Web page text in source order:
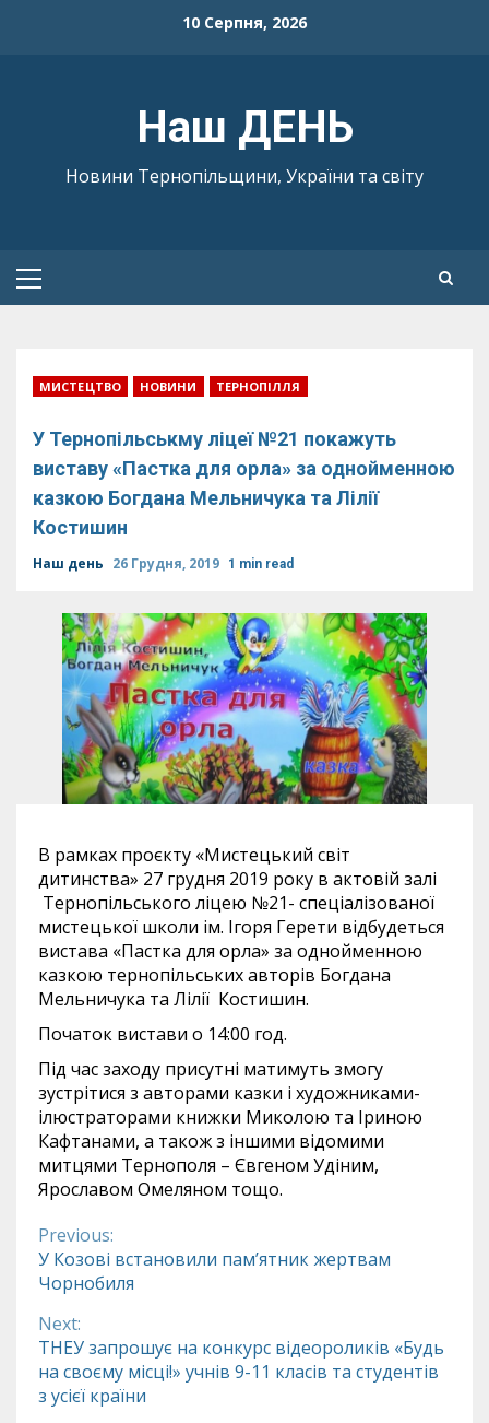
10 Серпня, 2026
Наш ДЕНЬ
Новини Тернопільщини, України та світу
Primary
МИСТЕЦТВО НОВИНИ ТЕРНОПІЛЛЯ
У Тернопільськму ліцеї №21 покажуть
виставу «Пастка для орла» за однойменною
казкою Богдана Мельничука та Лілії
Костишин
Наш день 26 Грудня, 2019 1 min read
В рамках проєкту «Мистецький світ
дитинства» 27 грудня 2019 року в актовій залі
Тернопільського ліцею №21- cпеціалізованої
мистецької школи ім. Ігоря Герети відбудеться
вистава «Пастка для орла» за однойменною
казкою тернопільських авторів Богдана
Мельничука та Лілії Костишин.
Початок вистави о 14:00 год.
Під час заходу присутні матимуть змогу
зустрітися з авторами казки і художниками-
ілюстраторами книжки Миколою та Іриною
Кафтанами, а також з іншими відомими
митцями Тернополя – Євгеном Удіним,
Ярославом Омеляном тощо.
Continue
Reading
Previous:
У Козові встановили пам’ятник жертвам
Чорнобиля
Next:
ТНЕУ запрошує на конкурс відеороликів «Будь
на своєму місці!» учнів 9-11 класів та студентів
з усієї країни